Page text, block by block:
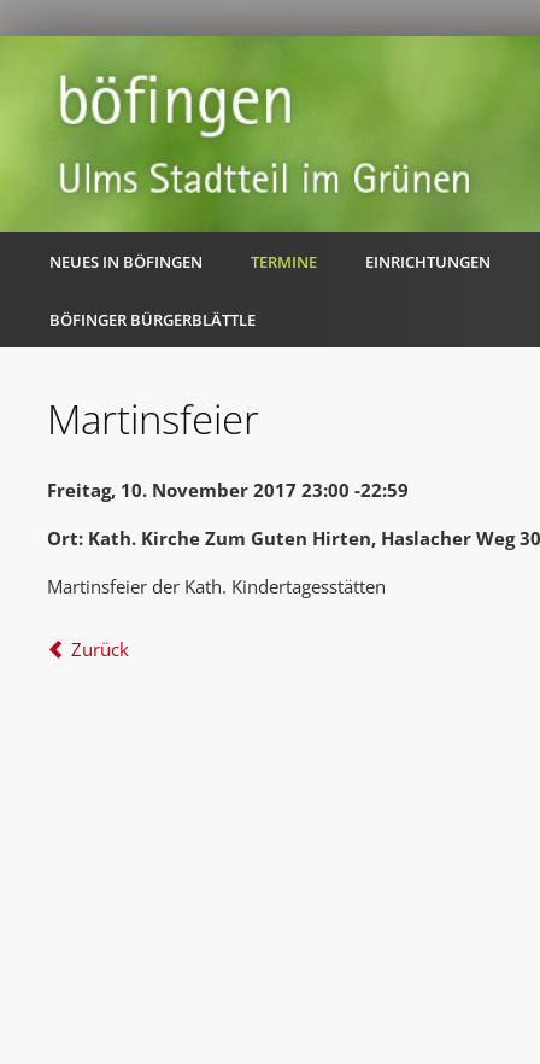
NEUES IN BÖFINGEN TERMINE EINRICHTUNGEN
BÖFINGER BÜRGERBLÄTTLE
Martinsfeier
Freitag, 10. November 2017 23:00 -22:59
Ort: Kath. Kirche Zum Guten Hirten, Haslacher Weg
Martinsfeier der Kath. Kindertagesstätten
Zurück